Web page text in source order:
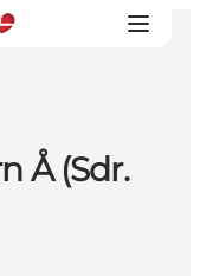
Å (Sdr.